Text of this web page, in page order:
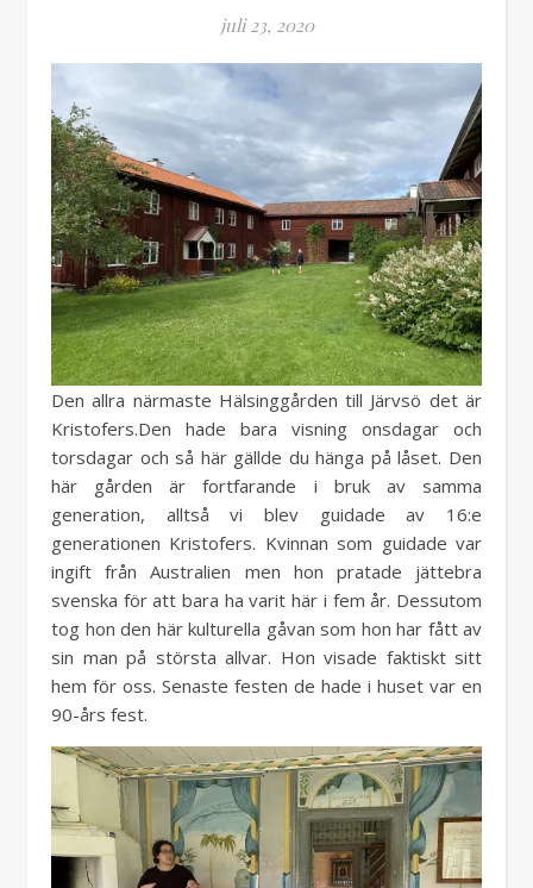
juli 23, 2020
Den allra närmaste Hälsinggården till Järvsö det är
Kristofers.Den hade bara visning onsdagar och
torsdagar och så här gällde du hänga på låset. Den
här gården är fortfarande i bruk av samma
generation, alltså vi blev guidade av 16:e
generationen Kristofers. Kvinnan som guidade var
ingift från Australien men hon pratade jättebra
svenska för att bara ha varit här i fem år. Dessutom
tog hon den här kulturella gåvan som hon har fått av
sin man på största allvar. Hon visade faktiskt sitt
hem för oss. Senaste festen de hade i huset var en
90-års fest.